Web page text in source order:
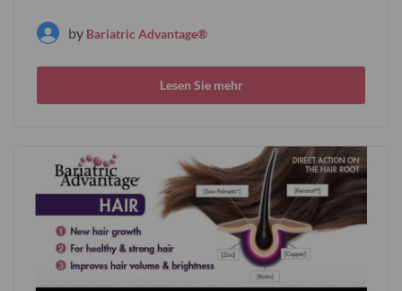
by Bariatric Advantage®
Lesen Sie mehr